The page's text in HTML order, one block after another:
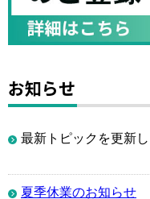
お知らせ
最新トピックを更新
夏季休業のお知らせ